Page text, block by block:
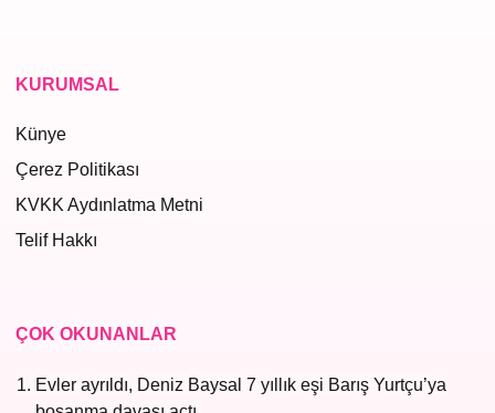
KURUMSAL
Künye
Çerez Politikası
KVKK Aydınlatma Metni
Telif Hakkı
ÇOK OKUNANLAR
Evler ayrıldı, Deniz Baysal 7 yıllık eşi Barış Yurtçu’ya